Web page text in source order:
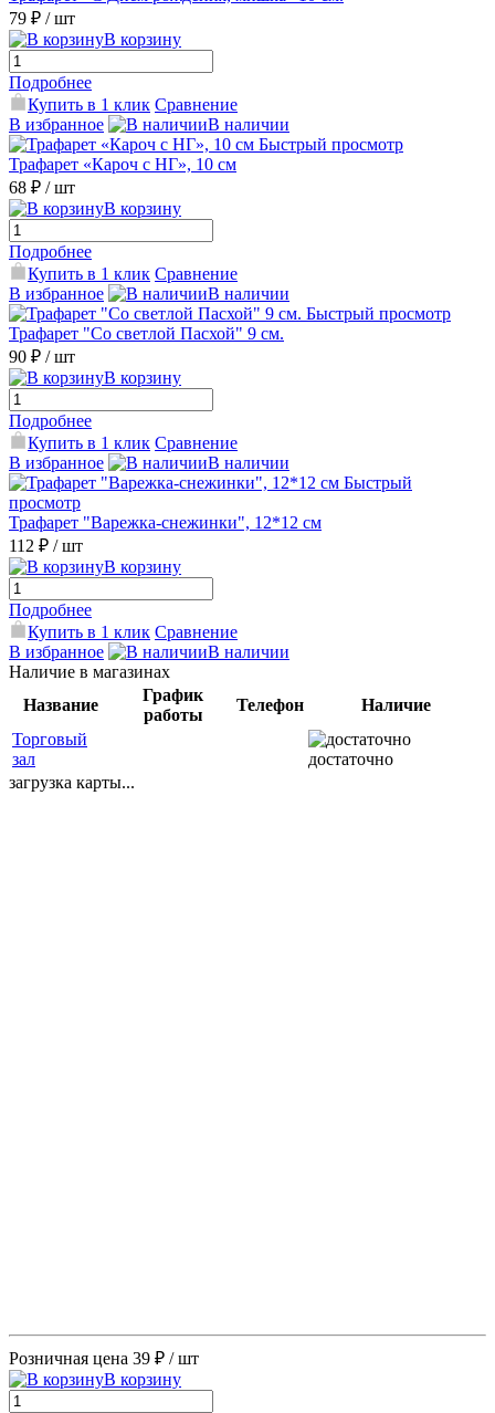
79 ₽ / шт
В корзину
Подробнее
Купить в 1 клик Сравнение
В избранное
В наличии
Быстрый просмотр
Трафарет «Кароч с НГ», 10 см
68 ₽ / шт
В корзину
Подробнее
Купить в 1 клик Сравнение
В избранное
В наличии
Быстрый просмотр
Трафарет "Со светлой Пасхой" 9 см.
90 ₽ / шт
В корзину
Подробнее
Купить в 1 клик Сравнение
В избранное
В наличии
Быстрый
просмотр
Трафарет "Варежка-снежинки", 12*12 см
112 ₽ / шт
В корзину
Подробнее
Купить в 1 клик Сравнение
В избранное
В наличии
Наличие в магазинах
Название
График
работы
Телефон
Наличие
Торговый
зал
достаточно
загрузка карты...
Розничная цена 39 ₽ / шт
В корзину